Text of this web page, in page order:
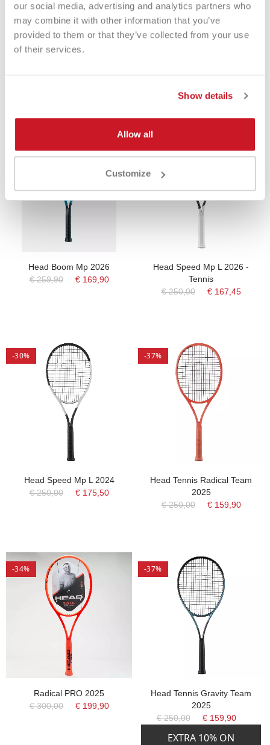
our social media, advertising and analytics partners who
may combine it with other information that you’ve
provided to them or that they’ve collected from your use
of their services.
Show details
Allow all
Customize
Head Extreme Pro Tennis
Head Boom Mp 2026
€ 259,90
€ 169,90
Head Speed Mp L 2026 -
Tennis
€ 250,00
€ 167,45
-30%
Head Speed Mp L 2024
€ 250,00
€ 175,50
-37%
Head Tennis Radical Team
2025
€ 250,00
€ 159,90
-34%
Radical PRO 2025
€ 300,00
€ 199,90
-37%
Head Tennis Gravity Team
2025
€ 250,00
€ 159,90
EXTRA 10% ON